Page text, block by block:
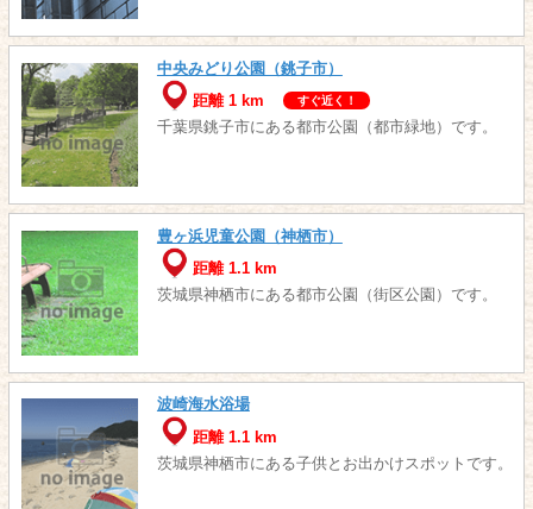
中央みどり公園（銚子市）
距離 1 km
すぐ近く！
千葉県銚子市にある都市公園（都市緑地）です。
豊ヶ浜児童公園（神栖市）
距離 1.1 km
茨城県神栖市にある都市公園（街区公園）です。
波崎海水浴場
距離 1.1 km
茨城県神栖市にある子供とお出かけスポットです。